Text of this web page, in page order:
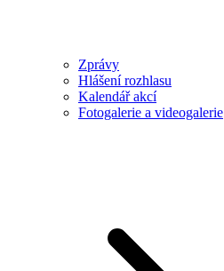
Zprávy
Hlášení rozhlasu
Kalendář akcí
Fotogalerie a videogalerie